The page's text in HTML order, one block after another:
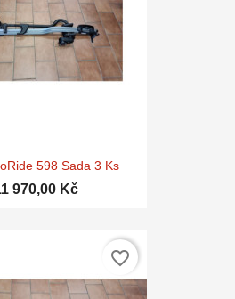
598 Sada 3 Ks
970,00 Kč
favorite_border